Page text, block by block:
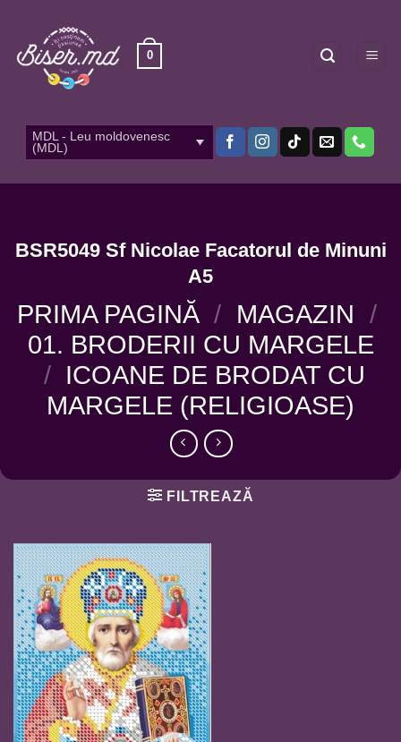
content
0
MDL - Leu moldovenesc
(MDL)
BSR5049 Sf Nicolae Facatorul de Minuni
A5
PRIMA PAGINĂ / MAGAZIN /
01. BRODERII CU MARGELE
/ ICOANE DE BRODAT CU
MARGELE (RELIGIOASE)
FILTREAZĂ